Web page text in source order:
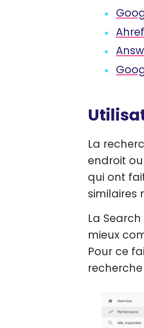
La
endroit
qui ont
similaires
La
mieux
Pour ce